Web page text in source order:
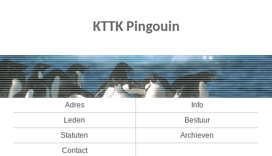
KTTK Pingouin
Adres
Info
Leden
Bestuur
Statuten
Archieven
Contact